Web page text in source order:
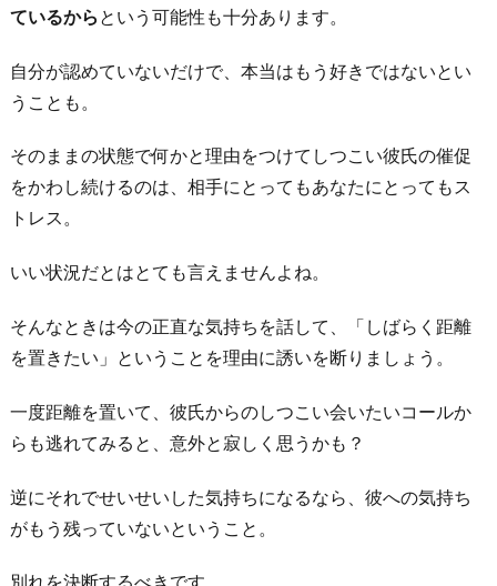
ているから という可能性も十分あります。
自分が認めていないだけで、本当はもう好きではないとい
うことも。
そのままの状態で何かと理由をつけてしつこい彼氏の催促
をかわし続けるのは、相手にとってもあなたにとってもス
トレス。
いい状況だとはとても言えませんよね。
そんなときは今の正直な気持ちを話して、「しばらく距離
を置きたい」ということを理由に誘いを断りましょう。
一度距離を置いて、彼氏からのしつこい会いたいコールか
らも逃れてみると、意外と寂しく思うかも？
逆にそれでせいせいした気持ちになるなら、彼への気持ち
がもう残っていないということ。